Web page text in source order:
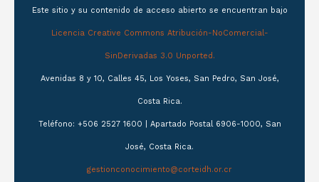
Este sitio y su contenido de acceso abierto se encuentran bajo
Licencia Creative Commons Atribución-NoComercial-
SinDerivadas 3.0 Unported.
Avenidas 8 y 10, Calles 45, Los Yoses, San Pedro, San José,
Costa Rica.
Teléfono: +506 2527 1600 | Apartado Postal 6906-1000, San
José, Costa Rica.
gestionconocimiento@corteidh.or.cr